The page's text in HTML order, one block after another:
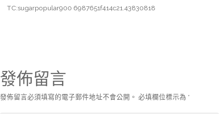
TC:sugarpopular900 6987651f414c21.43830818
發佈留言
發佈留言必須填寫的電子郵件地址不會公開。 必填欄位標示為 *